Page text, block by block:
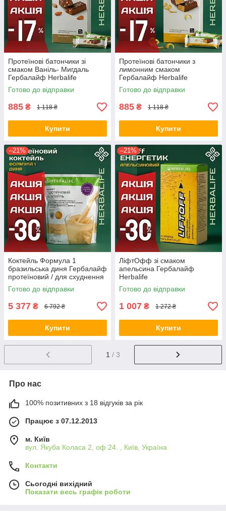
Протеїнові батончики зі
смаком Ваніль- Мигдаль
Гербалайф Herbalife
Готово до відправки
885 ₴ 1 118 ₴
Купити
Протеїнові батончики з
лимонним смаком
Гербалайф Herbalife
Готово до відправки
885 ₴ 1 118 ₴
Купити
–21%
Коктейль Формула 1
бразильська диня Гербалайф
протеїновий / для схуднення
/ білковий Оригінал Herbalife
Акція
Готово до відправки
5 377 ₴ 6 792 ₴
Купити
–21%
ЛіфтОфф зі смаком
апельсина Гербалайф
Herbalife
Готово до відправки
1 007 ₴ 1 272 ₴
Купити
1 / 3
Про нас
100% позитивних з 18 відгуків за рік
Працює з 07.12.2013
м. Київ
вул. Якуба Коласа 2, оф 24. , Київ, Україна
Контакти
Сьогодні вихідний
Показати весь графік роботи